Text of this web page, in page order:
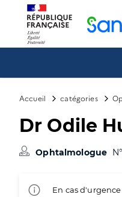
Accueil catégories
Dr Odile
Ophtalmologue
En cas
Panneau de gestion des cookies